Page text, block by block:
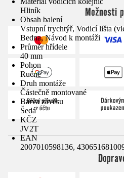
Hliník
Obsah balení
Vstupní trychtýř, Vodicí lišta
Bedna, Návod k montáži
Průměr hřídele
40 mm
Pohon
Ručně
Druh montáže
Částečně montované
Barva závěsu
Šedá
KČZ
JV2T
EAN
2007010598136,
Možnosti